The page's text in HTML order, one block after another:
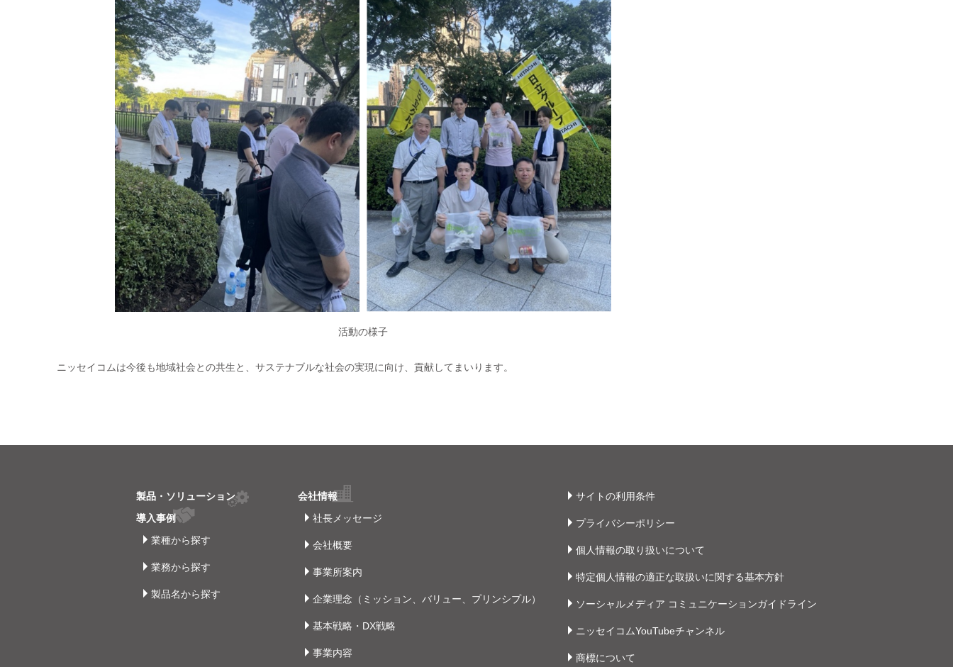
活動の様子
ニッセイコムは今後も地域社会との共生と、サステナブルな社会の実現に向け、貢献してまいります。
製品・ソリューション
導入事例
業種から探す
業務から探す
製品名から探す
会社情報
社長メッセージ
会社概要
事業所案内
企業理念（ミッション、バリュー、プリンシプル）
基本戦略・DX戦略
事業内容
サイトの利用条件
プライバシーポリシー
個人情報の取り扱いについて
特定個人情報の適正な取扱いに関する基本方針
ソーシャルメディア コミュニケーションガイドライン
ニッセイコムYouTubeチャンネル
商標について